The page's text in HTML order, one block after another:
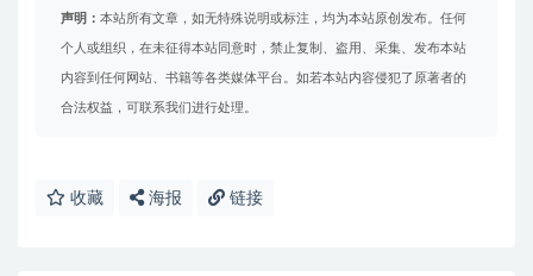
声明： 本站所有文章，如无特殊说明或标注，均为本站原创发布。任何
个人或组织，在未征得本站同意时，禁止复制、盗用、采集、发布本站
内容到任何网站、书籍等各类媒体平台。如若本站内容侵犯了原著者的
合法权益，可联系我们进行处理。
收藏 海报 链接